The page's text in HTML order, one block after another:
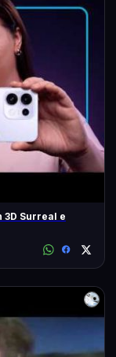
3D Surreal e